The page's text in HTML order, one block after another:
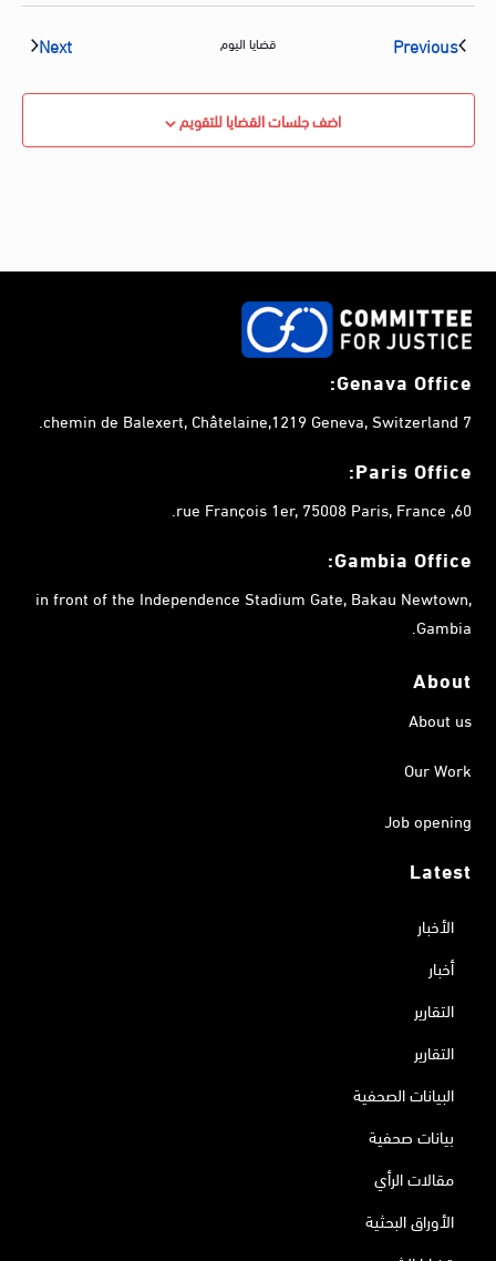
Previous قضايا اليوم Next
اضف جلسات القضايا للتقويم
Genava Office:
7 chemin de Balexert, Châtelaine,1219 Geneva, Switzerland.
Paris Office:
60, rue François 1er, 75008 Paris, France.
Gambia Office:
in front of the Independence Stadium Gate, Bakau Newtown,
Gambia.
About
About us
Our Work
Job opening
Latest
الأخبار
أخبار
التقارير
التقارير
البيانات الصحفية
بيانات صحفية
مقالات الرأي
الأوراق البحثية